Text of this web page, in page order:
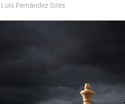
Fernández Siles